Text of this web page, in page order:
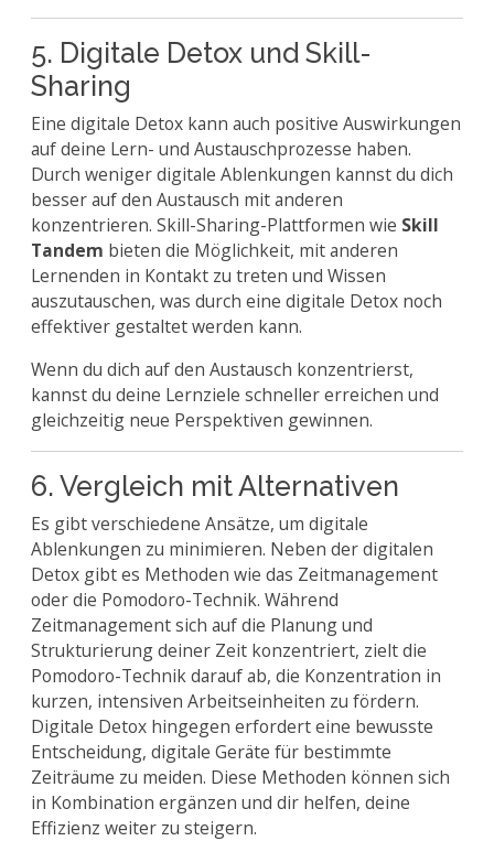
5. Digitale Detox und Skill-
Sharing
Eine digitale Detox kann auch positive Auswirkungen
auf deine Lern- und Austauschprozesse haben.
Durch weniger digitale Ablenkungen kannst du dich
besser auf den Austausch mit anderen
konzentrieren. Skill-Sharing-Plattformen wie Skill
Tandem bieten die Möglichkeit, mit anderen
Lernenden in Kontakt zu treten und Wissen
auszutauschen, was durch eine digitale Detox noch
effektiver gestaltet werden kann.
Wenn du dich auf den Austausch konzentrierst,
kannst du deine Lernziele schneller erreichen und
gleichzeitig neue Perspektiven gewinnen.
6. Vergleich mit Alternativen
Es gibt verschiedene Ansätze, um digitale
Ablenkungen zu minimieren. Neben der digitalen
Detox gibt es Methoden wie das Zeitmanagement
oder die Pomodoro-Technik. Während
Zeitmanagement sich auf die Planung und
Strukturierung deiner Zeit konzentriert, zielt die
Pomodoro-Technik darauf ab, die Konzentration in
kurzen, intensiven Arbeitseinheiten zu fördern.
Digitale Detox hingegen erfordert eine bewusste
Entscheidung, digitale Geräte für bestimmte
Zeiträume zu meiden. Diese Methoden können sich
in Kombination ergänzen und dir helfen, deine
Effizienz weiter zu steigern.